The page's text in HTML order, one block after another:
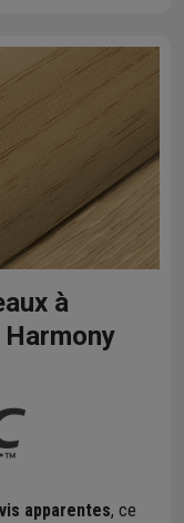
à
apparentes, ce